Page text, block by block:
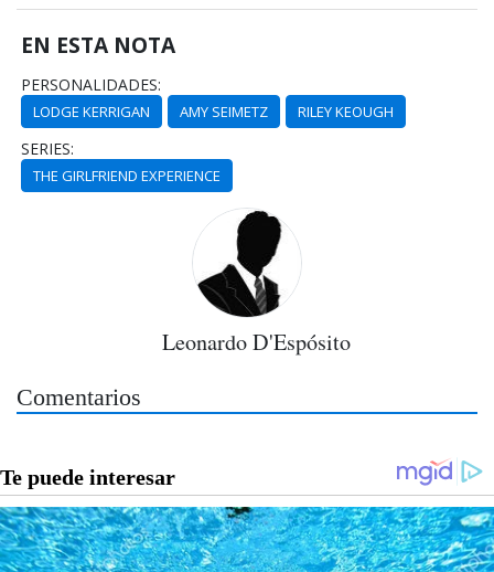
EN ESTA NOTA
PERSONALIDADES:
LODGE KERRIGAN AMY SEIMETZ RILEY KEOUGH
SERIES:
THE GIRLFRIEND EXPERIENCE
Leonardo D'Espósito
Comentarios